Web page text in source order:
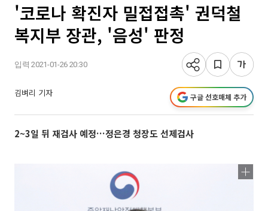
'코로나 확진자 밀접접촉' 권덕철
복지부 장관, '음성' 판정
입력 2021-01-26 20:30
김벼리 기자 구글 선호매체 추가
2~3일 뒤 재검사 예정…정은경 청장도 선제검사